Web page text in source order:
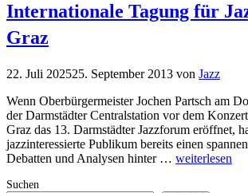
Internationale Tagung für
Graz
22. Juli 202525. September 2013 von Jazz
Wenn Oberbürgermeister Jochen Partsch am
der Darmstädter Centralstation vor dem
Graz das 13. Darmstädter Jazzforum eröffnet,
jazzinteressierte Publikum bereits einen
Debatten und Analysen hinter … weiterlesen
Suchen